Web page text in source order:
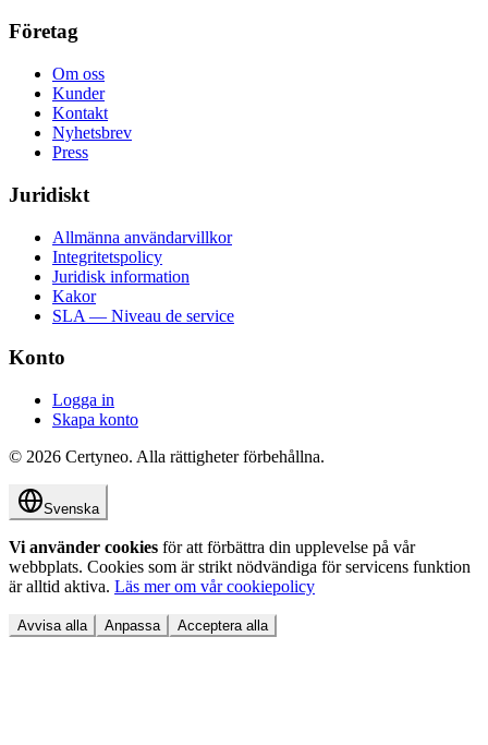
Företag
Om oss
Kunder
Kontakt
Nyhetsbrev
Press
Juridiskt
Allmänna användarvillkor
Integritetspolicy
Juridisk information
Kakor
SLA — Niveau de service
Konto
Logga in
Skapa konto
© 2026 Certyneo. Alla rättigheter förbehållna.
Svenska
Vi använder cookies för att förbättra din upplevelse på vår
webbplats. Cookies som är strikt nödvändiga för servicens funktion
är alltid aktiva. Läs mer om vår cookiepolicy
Avvisa alla Anpassa Acceptera alla